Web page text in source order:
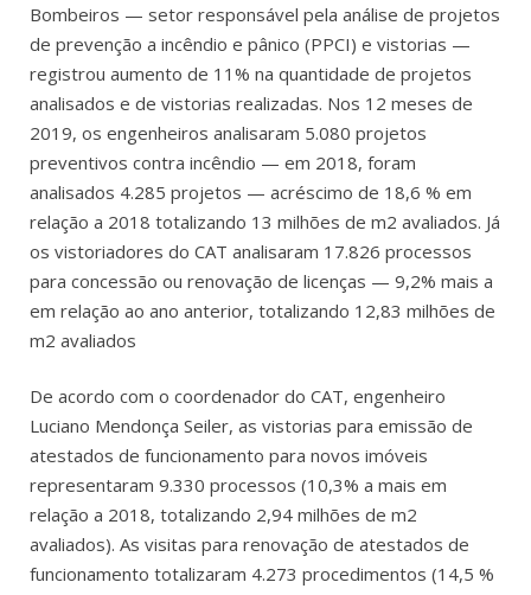
Bombeiros — setor responsável pela análise de projetos
de prevenção a incêndio e pânico (PPCI) e vistorias —
registrou aumento de 11% na quantidade de projetos
analisados e de vistorias realizadas. Nos 12 meses de
2019, os engenheiros analisaram 5.080 projetos
preventivos contra incêndio — em 2018, foram
analisados 4.285 projetos — acréscimo de 18,6 % em
relação a 2018 totalizando 13 milhões de m2 avaliados. Já
os vistoriadores do CAT analisaram 17.826 processos
para concessão ou renovação de licenças — 9,2% mais a
em relação ao ano anterior, totalizando 12,83 milhões de
m2 avaliados
De acordo com o coordenador do CAT, engenheiro
Luciano Mendonça Seiler, as vistorias para emissão de
atestados de funcionamento para novos imóveis
representaram 9.330 processos (10,3% a mais em
relação a 2018, totalizando 2,94 milhões de m2
avaliados). As visitas para renovação de atestados de
funcionamento totalizaram 4.273 procedimentos (14,5 %